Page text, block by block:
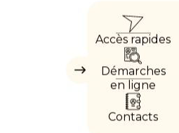
Masquer
Accès rapides
Démarches
en ligne
Contacts